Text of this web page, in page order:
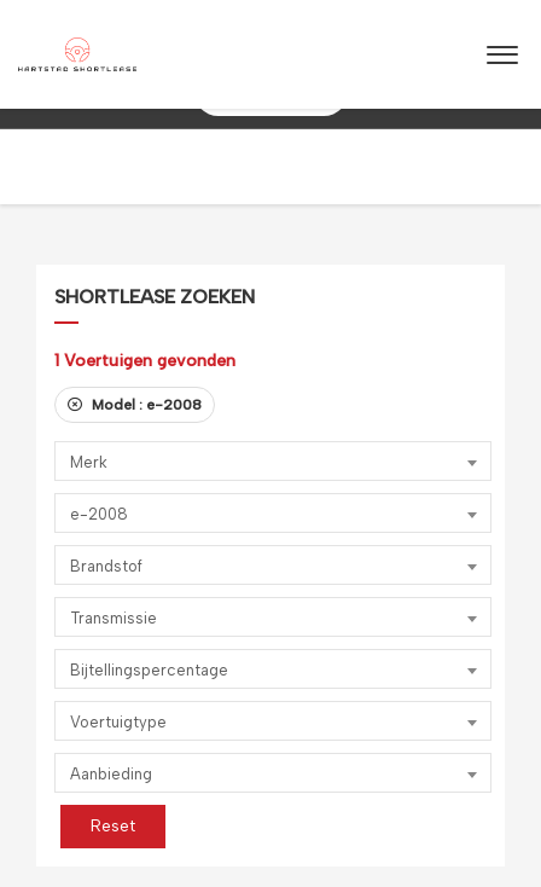
10+ jaar ervaring in shortlease – Betrouwbaar & flexibel!
SHORTLEASE ZOEKEN
1 Voertuigen gevonden
Model : e-2008
Merk
e-2008
Brandstof
Transmissie
Bijtellingspercentage
Voertuigtype
Aanbieding
Reset